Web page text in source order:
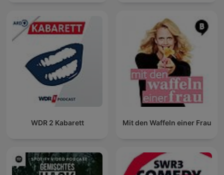
WDR 2 Kabarett Mit den Waffeln einer Frau